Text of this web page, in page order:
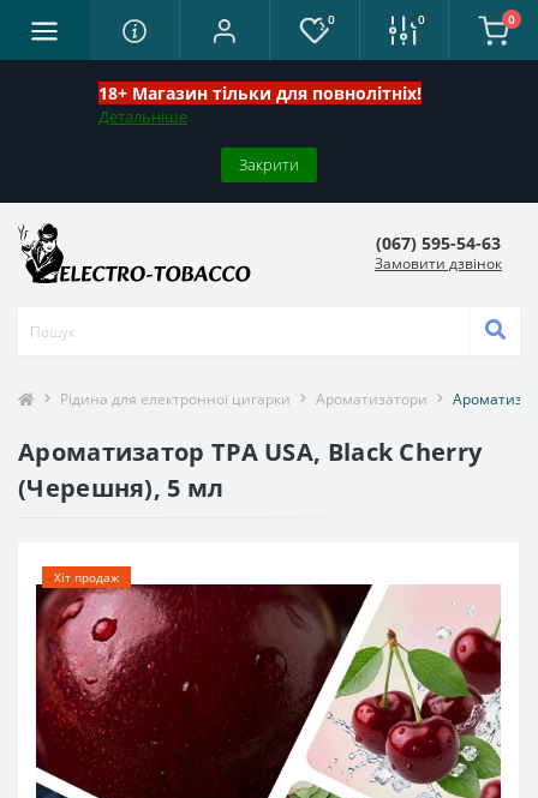
18+ Магазин тільки для повнолітніх!
Детальніше
Закрити
0 0 0
(067) 595-54-63
Замовити дзвінок
Рідина для електронної цигарки Ароматизатори
Ароматизатор TPA USA, Black Cherry
(Черешня), 5 мл
Хіт продаж